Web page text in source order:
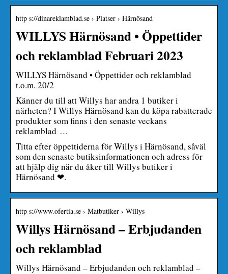
http s://dinareklamblad.se › Platser › Härnösand
WILLYS Härnösand • Öppettider
och reklamblad Februari 2023
WILLYS Härnösand • Öppettider och reklamblad
t.o.m. 20/2
Känner du till att Willys har andra 1 butiker i
närheten? I Willys Härnösand kan du köpa rabatterade
produkter som finns i den senaste veckans
reklamblad …
Titta efter öppettiderna för Willys i Härnösand, såväl
som den senaste butiksinformationen och adress för
att hjälp dig när du åker till Willys butiker i
Härnösand ❤.
http s://www.ofertia.se › Matbutiker › Willys
Willys Härnösand – Erbjudanden
och reklamblad
Willys Härnösand – Erbjudanden och reklamblad –